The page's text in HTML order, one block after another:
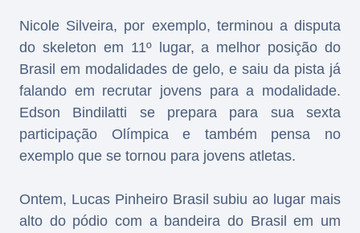
Nicole Silveira, por exemplo, terminou a disputa
do skeleton em 11º lugar, a melhor posição do
Brasil em modalidades de gelo, e saiu da pista já
falando em recrutar jovens para a modalidade.
Edson Bindilatti se prepara para sua sexta
participação Olímpica e também pensa no
exemplo que se tornou para jovens atletas.
Ontem, Lucas Pinheiro Brasil subiu ao lugar mais
alto do pódio com a bandeira do Brasil em um